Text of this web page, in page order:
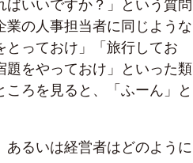
いいですか？」という質問
業の人事担当者に同じような
とっておけ」「旅行してお
題をやっておけ」といった類
ろを見ると、「ふーん」と
るいは経営者はどのように